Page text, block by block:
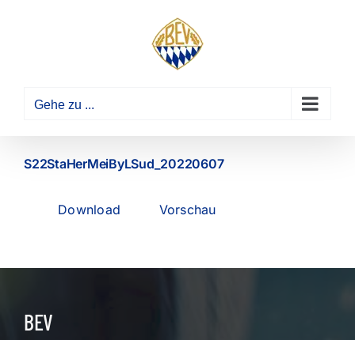
Gehe zu ...
S22StaHerMeiByLSud_20220607
Download Vorschau
BEV